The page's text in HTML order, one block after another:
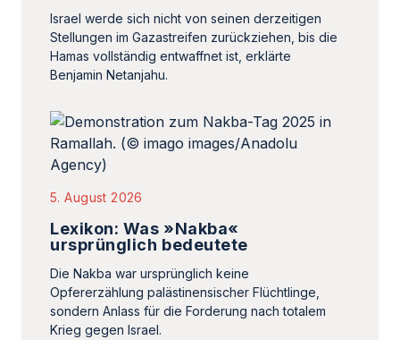
Israel werde sich nicht von seinen derzeitigen
Stellungen im Gazastreifen zurückziehen, bis die
Hamas vollständig entwaffnet ist, erklärte
Benjamin Netanjahu.
5. August 2026
Lexikon: Was »Nakba«
ursprünglich bedeutete
Die Nakba war ursprünglich keine
Opfererzählung palästinensischer Flüchtlinge,
sondern Anlass für die Forderung nach totalem
Krieg gegen Israel.